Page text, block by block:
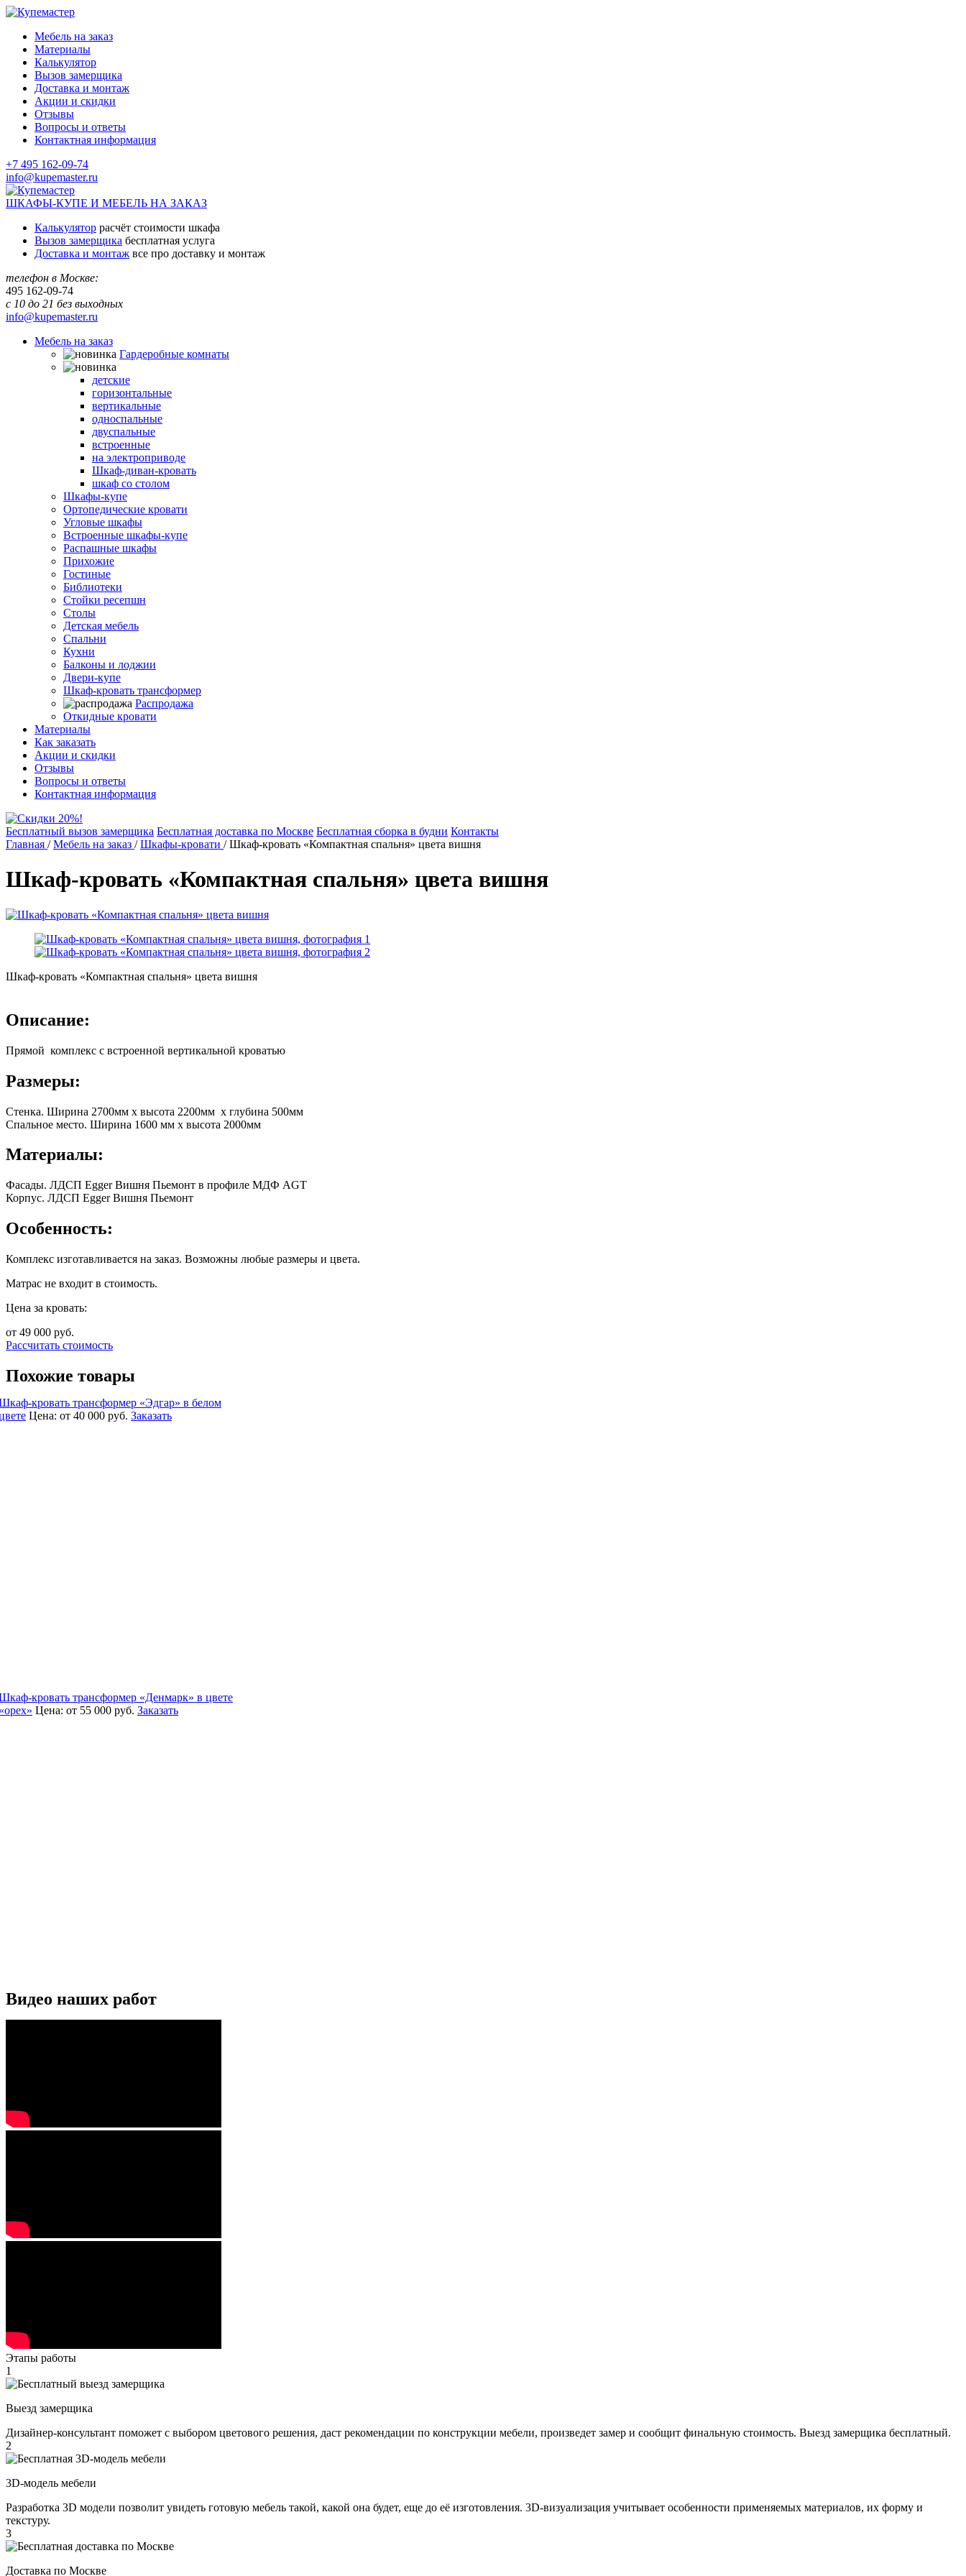
Мебель на заказ
Материалы
Калькулятор
Вызов замерщика
Доставка и монтаж
Акции и скидки
Отзывы
Вопросы и ответы
Контактная информация
+7 495 162-09-74
info@kupemaster.ru
ШКАФЫ-КУПЕ И МЕБЕЛЬ НА ЗАКАЗ
Калькулятор расчёт стоимости шкафа
Вызов замерщика бесплатная услуга
Доставка и монтаж все про доставку и монтаж
телефон в Москве:
495 162-09-74
с 10 до 21 без выходных
info@kupemaster.ru
Мебель на заказ
Гардеробные комнаты
детские
горизонтальные
вертикальные
односпальные
двуспальные
встроенные
на электроприводе
Шкаф-диван-кровать
шкаф со столом
Шкафы-купе
Ортопедические кровати
Угловые шкафы
Встроенные шкафы-купе
Распашные шкафы
Прихожие
Гостиные
Библиотеки
Стойки ресепшн
Столы
Детская мебель
Спальни
Кухни
Балконы и лоджии
Двери-купе
Шкаф-кровать трансформер
Распродажа
Откидные кровати
Материалы
Как заказать
Акции и скидки
Отзывы
Вопросы и ответы
Контактная информация
Бесплатный вызов замерщика Бесплатная доставка по Москве Бесплатная сборка в будни Контакты
Главная /Мебель на заказ /Шкафы-кровати /Шкаф-кровать «Компактная спальня» цвета вишня
Шкаф-кровать «Компактная спальня» цвета вишня
Шкаф-кровать «Компактная спальня» цвета вишня
Описание:
Прямой комплекс с встроенной вертикальной кроватью
Размеры:
Стенка. Ширина 2700мм х высота 2200мм х глубина 500мм
Спальное место. Ширина 1600 мм х высота 2000мм
Материалы:
Фасады. ЛДСП Egger Вишня Пьемонт в профиле МДФ AGT
Корпус. ЛДСП Egger Вишня Пьемонт
Особенность:
Комплекс изготавливается на заказ. Возможны любые размеры и цвета.
Матрас не входит в стоимость.
Цена за кровать:
от 49 000 руб.
Рассчитать стоимость
Похожие товары
кровать трансформер «Эдгар» в белом
Цена: от 40 000 руб. Заказать
кровать трансформер «Денмарк» в цвете
Цена: от 55 000 руб. Заказать
Видео наших работ
Этапы работы
1
Выезд замерщика
Дизайнер-консультант поможет с выбором цветового решения, даст рекомендации по конструкции мебели, произведет замер и сообщит финальную стоимость. Выезд замерщика бесплатный.
2
3D-модель мебели
Разработка 3D модели позволит увидеть готовую мебель такой, какой она будет, еще до её изготовления. 3D-визуализация учитывает особенности применяемых материалов, их форму и
текстуру.
3
Доставка по Москве